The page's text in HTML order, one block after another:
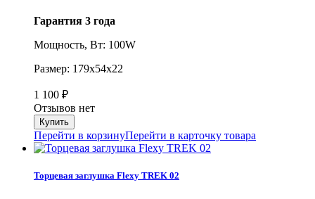
Гарантия 3 года
Мощность, Вт: 100W
Размер: 179х54х22
1 100 ₽
Отзывов нет
Перейти в корзинуПерейти в карточку товара
Торцевая заглушка Flexy TREK 02